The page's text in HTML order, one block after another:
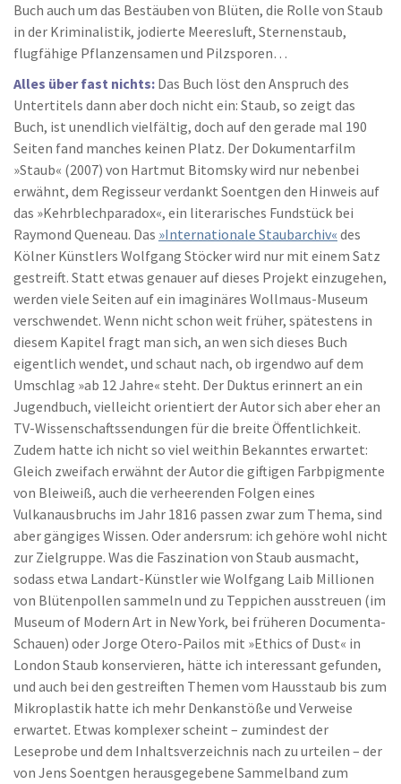
Buch auch um das Bestäuben von Blüten, die Rolle von Staub
in der Kriminalistik, jodierte Meeresluft, Sternenstaub,
flugfähige Pflanzensamen und Pilzsporen…
Alles über fast nichts: Das Buch löst den Anspruch des
Untertitels dann aber doch nicht ein: Staub, so zeigt das
Buch, ist unendlich vielfältig, doch auf den gerade mal 190
Seiten fand manches keinen Platz. Der Dokumentarfilm
»Staub« (2007) von Hartmut Bitomsky wird nur nebenbei
erwähnt, dem Regisseur verdankt Soentgen den Hinweis auf
das »Kehrblechparadox«, ein literarisches Fundstück bei
Raymond Queneau. Das »Internationale Staubarchiv« des
Kölner Künstlers Wolfgang Stöcker wird nur mit einem Satz
gestreift. Statt etwas genauer auf dieses Projekt einzugehen,
werden viele Seiten auf ein imaginäres Wollmaus-Museum
verschwendet. Wenn nicht schon weit früher, spätestens in
diesem Kapitel fragt man sich, an wen sich dieses Buch
eigentlich wendet, und schaut nach, ob irgendwo auf dem
Umschlag »ab 12 Jahre« steht. Der Duktus erinnert an ein
Jugendbuch, vielleicht orientiert der Autor sich aber eher an
TV-Wissenschaftssendungen für die breite Öffentlichkeit.
Zudem hatte ich nicht so viel weithin Bekanntes erwartet:
Gleich zweifach erwähnt der Autor die giftigen Farbpigmente
von Bleiweiß, auch die verheerenden Folgen eines
Vulkanausbruchs im Jahr 1816 passen zwar zum Thema, sind
aber gängiges Wissen. Oder andersrum: ich gehöre wohl nicht
zur Zielgruppe. Was die Faszination von Staub ausmacht,
sodass etwa Landart-Künstler wie Wolfgang Laib Millionen
von Blütenpollen sammeln und zu Teppichen ausstreuen (im
Museum of Modern Art in New York, bei früheren Documenta-
Schauen) oder Jorge Otero-Pailos mit »Ethics of Dust« in
London Staub konservieren, hätte ich interessant gefunden,
und auch bei den gestreiften Themen vom Hausstaub bis zum
Mikroplastik hatte ich mehr Denkanstöße und Verweise
erwartet. Etwas komplexer scheint – zumindest der
Leseprobe und dem Inhaltsverzeichnis nach zu urteilen – der
von Jens Soentgen herausgegebene Sammelband zum